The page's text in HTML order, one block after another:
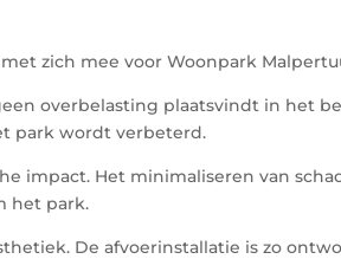
zich mee voor Woonpark
overbelasting plaatsvindt in het
park wordt verbeterd.
impact. Het minimaliseren van
het park.
De afvoerinstallatie is zo